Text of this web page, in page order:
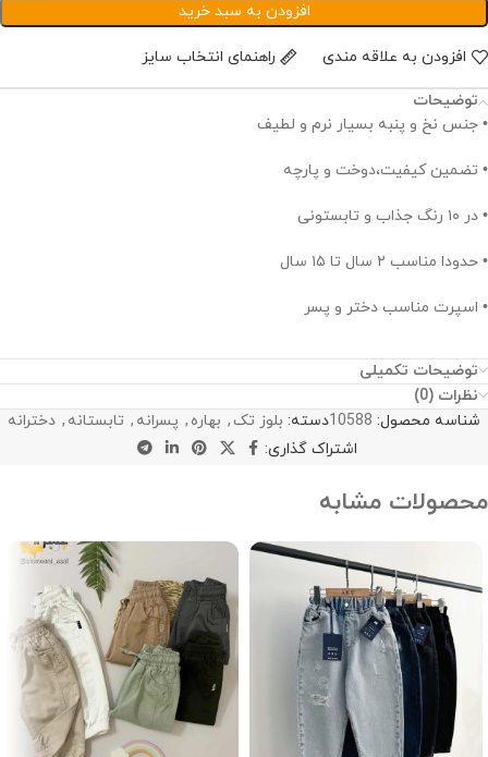
افزودن به سبد خرید
افزودن به علاقه مندی راهنمای انتخاب سایز
توضیحات
• جنس نخ و پنبه بسیار نرم و لطیف
• تضمین کیفیت،دوخت و پارچه
• در ۱۰ رنگ جذاب و تابستونی
• حدودا مناسب ۲ سال تا ۱۵ سال
• اسپرت مناسب دختر و پسر
توضیحات تکمیلی
نظرات (0)
شناسه محصول: 10588دسته: بلوز تک , بهاره , پسرانه , تابستانه , دخترانه
اشتراک گذاری:
محصولات مشابه